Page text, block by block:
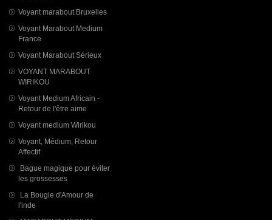
Voyant marabout Bruxelles
Voyant Marabout Medium
France
Voyant Marabout Sérieux
VOYANT MARABOUT
WIRIKOU
Voyant Medium Africain -
Retour de l'être aime
Voyant medium Wirikou
Voyant, Médium, Retour
Affectif
Bague magique pour éviter
les grossesses
La Bougie d'Amour de
l'inde